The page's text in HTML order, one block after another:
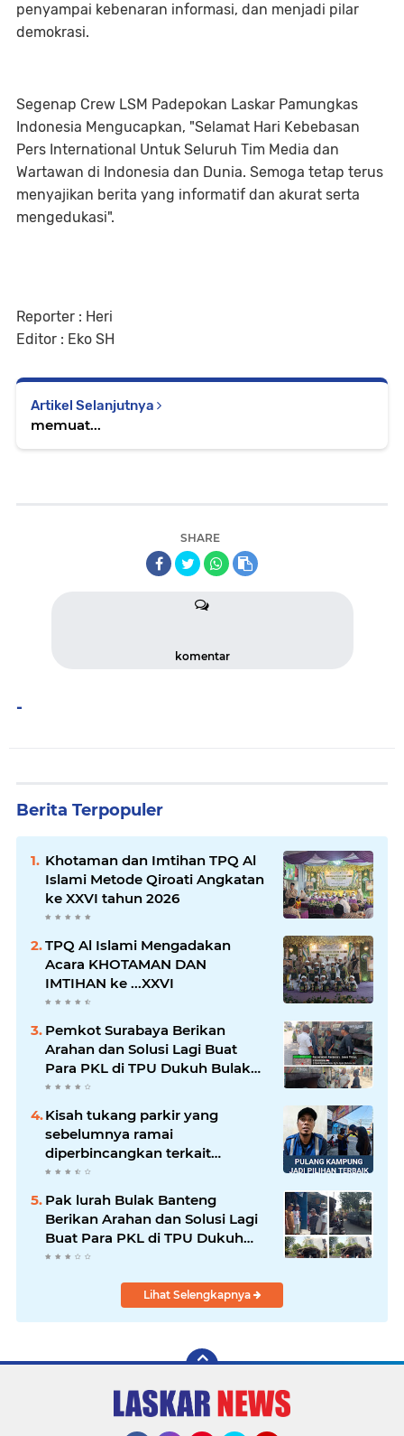
penyampai kebenaran informasi, dan menjadi pilar
demokrasi.
Segenap Crew LSM Padepokan Laskar Pamungkas
Indonesia Mengucapkan, "Selamat Hari Kebebasan
Pers International Untuk Seluruh Tim Media dan
Wartawan di Indonesia dan Dunia. Semoga tetap terus
menyajikan berita yang informatif dan akurat serta
mengedukasi".
Reporter : Heri
Editor : Eko SH
Artikel Selanjutnya
memuat...
SHARE
komentar
-
Berita Terpopuler
Khotaman dan Imtihan TPQ Al
Islami Metode Qiroati Angkatan
ke XXVI tahun 2026
TPQ Al Islami Mengadakan
Acara KHOTAMAN DAN
IMTIHAN ke ...XXVI
Pemkot Surabaya Berikan
Arahan dan Solusi Lagi Buat
Para PKL di TPU Dukuh Bulak
Banteng Surabaya
Kisah tukang parkir yang
sebelumnya ramai
diperbincangkan terkait
persoalan parkir gratis di
sebuah minimarket di Bekasi
kini memasuki babak baru.
Pak lurah Bulak Banteng
Berikan Arahan dan Solusi Lagi
Buat Para PKL di TPU Dukuh
Bulak Banteng Surabaya
Lihat Selengkapnya